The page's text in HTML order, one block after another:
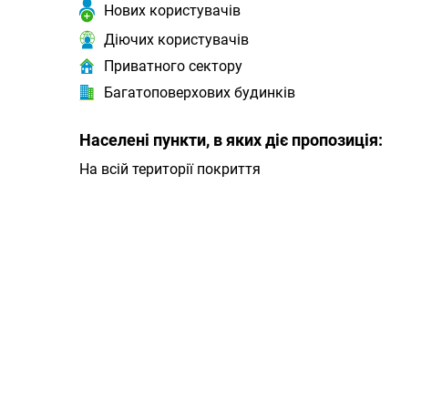
Нових користувачів
Діючих користувачів
Приватного сектору
Багатоповерхових будинків
Населені пункти, в яких діє пропозиція:
На всій території покриття